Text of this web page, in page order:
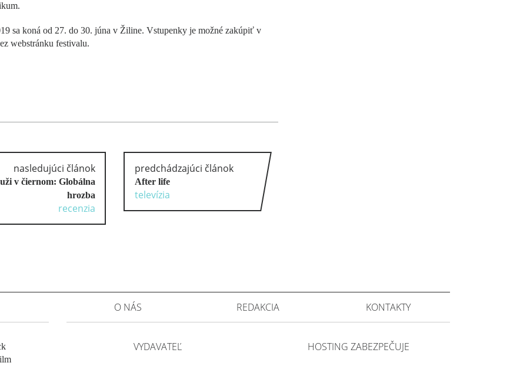
sa koná od 27. do 30. júna v Žiline. Vstupenky je možné zakúpiť v
webstránku festivalu.
nasledujúci článok
v čiernom: Globálna
hrozba
recenzia
predchádzajúci článok
After life
televízia
O NÁS REDAKCIA KONTAKTY
VYDAVATEĽ HOSTING ZABEZPEČUJE